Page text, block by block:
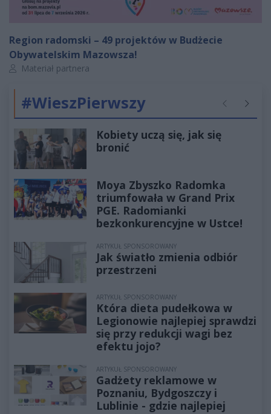
Region radomski – 49 projektów w Budżecie
Obywatelskim Mazowsza!
Autor artykułu:
Materiał partnera
#WieszPierwszy Poprzednie
Kobiety uczą się, jak się
bronić
Moya Zbyszko Radomka
triumfowała w Grand Prix
PGE. Radomianki
bezkonkurencyjne w Ustce!
ARTYKUŁ SPONSOROWANY
Jak światło zmienia odbiór
przestrzeni
ARTYKUŁ SPONSOROWANY
Która dieta pudełkowa w
Legionowie najlepiej sprawdzi
się przy redukcji wagi bez
efektu jojo?
ARTYKUŁ SPONSOROWANY
Gadżety reklamowe w
Poznaniu, Bydgoszczy i
Lublinie - gdzie najlepiej